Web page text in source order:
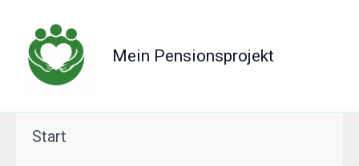
Inhalt
springen
Mein Pensionsprojekt
Start